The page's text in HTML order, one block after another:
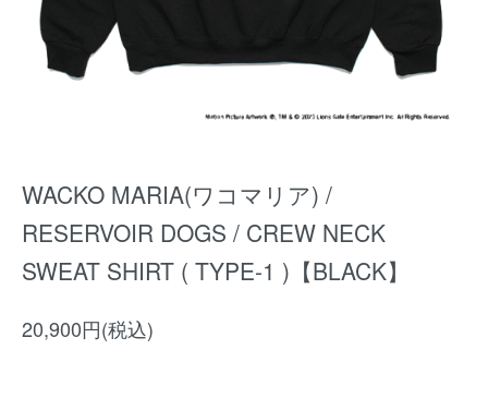
WACKO MARIA(ワコマリア) /
RESERVOIR DOGS / CREW NECK
SWEAT SHIRT ( TYPE-1 )【BLACK】
20,900円(税込)